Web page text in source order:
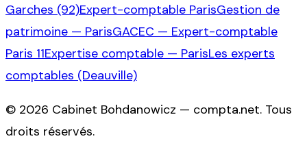
Garches (92)Expert-comptable ParisGestion de
patrimoine — ParisGACEC — Expert-comptable
Paris 11Expertise comptable — ParisLes experts
comptables (Deauville)
© 2026 Cabinet Bohdanowicz — compta.net. Tous
droits réservés.